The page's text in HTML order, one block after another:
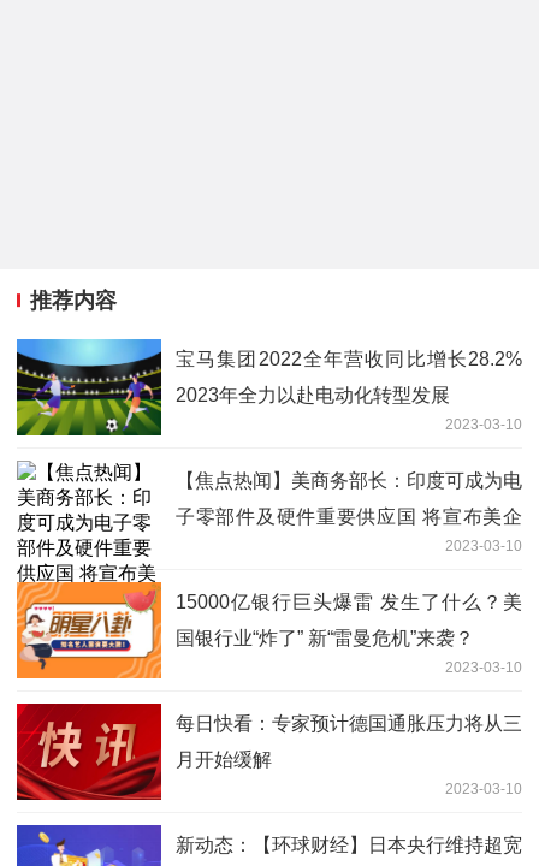
推荐内容
宝马集团2022全年营收同比增长28.2%
2023年全力以赴电动化转型发展
2023-03-10
【焦点热闻】美商务部长：印度可成为电
子零部件及硬件重要供应国 将宣布美企
2023-03-10
15000亿银行巨头爆雷 发生了什么？美
国银行业“炸了” 新“雷曼危机”来袭？
2023-03-10
每日快看：专家预计德国通胀压力将从三
月开始缓解
2023-03-10
新动态：【环球财经】日本央行维持超宽